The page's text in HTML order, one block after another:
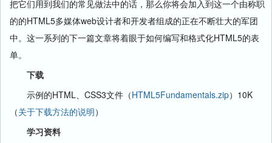
把它们用到我们的常见做法中的话，那么你将会加入到这一个由称职
的的HTML5多媒体web设计者和开发者组成的正在不断壮大的军团
中。这一系列的下一篇文章将着眼于如何编写和格式化HTML5的表
单。
下载
示例的HTML、CSS3文件（HTML5Fundamentals.zip）10K
（关于下载方法的说明）
学习资料